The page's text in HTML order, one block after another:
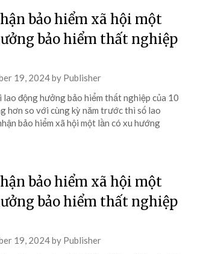
bảo hiểm xã hội một
bảo hiểm thất nghiệp
19, 2024by Publisher
lao động hưởng bảo hiểm thất nghiệp của 10
hơn so với cùng kỳ năm trước thì số lao
bảo hiểm xã hội một lần có xu hướng
bảo hiểm xã hội một
bảo hiểm thất nghiệp
19, 2024by Publisher